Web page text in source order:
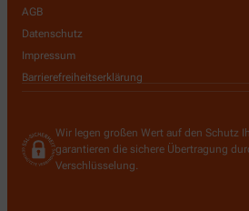
AGB
Datenschutz
Impressum
Barrierefreiheitserklärung
Wir legen großen Wert auf den Schutz
garantieren die sichere Übertragung
Verschlüsselung.